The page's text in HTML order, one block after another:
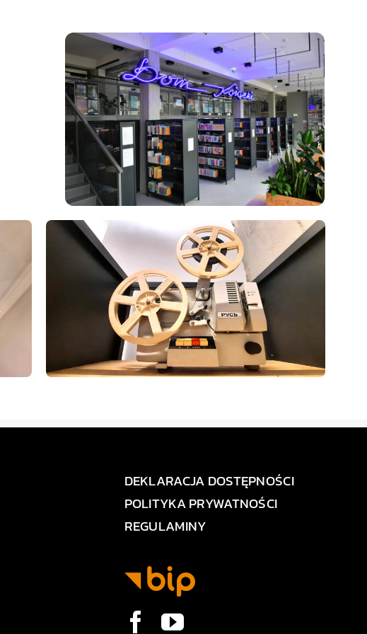
DEKLARACJA DOSTĘPNOŚCI
POLITYKA PRYWATNOŚCI
REGULAMINY